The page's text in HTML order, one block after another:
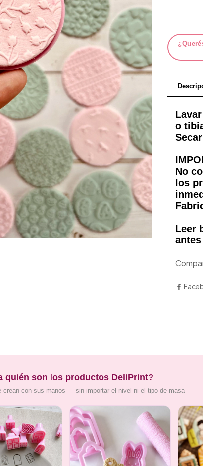
o
No
los
Leer
quién son los productos DeliPrint?
crean con sus manos — sin importar el nivel ni el tipo de masa